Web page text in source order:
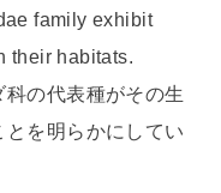
family exhibit
their habitats.
科の代表種がその生
を明らかにしてい